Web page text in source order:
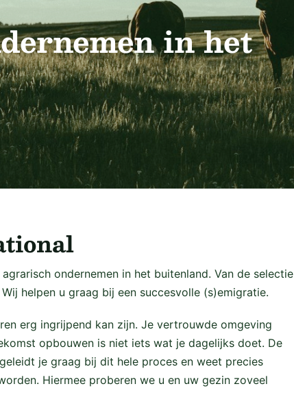
in het
ondernemen in het buitenland. Van de selectie
helpen u graag bij een succesvolle (s)emigratie.
erg ingrijpend kan zijn. Je vertrouwde omgeving
opbouwen is niet iets wat je dagelijks doet. De
je graag bij dit hele proces en weet precies
Hiermee proberen we u en uw gezin zoveel